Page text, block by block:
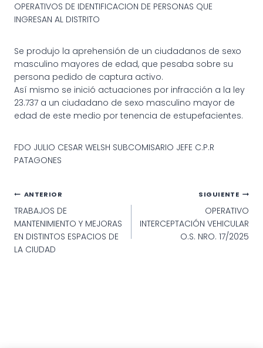
OPERATIVOS DE IDENTIFICACION DE PERSONAS QUE
INGRESAN AL DISTRITO
Se produjo la aprehensión de un ciudadanos de sexo
masculino mayores de edad, que pesaba sobre su
persona pedido de captura activo.
Así mismo se inició actuaciones por infracción a la ley
23.737 a un ciudadano de sexo masculino mayor de
edad de este medio por tenencia de estupefacientes.
FDO JULIO CESAR WELSH SUBCOMISARIO JEFE C.P.R
PATAGONES
Navegación
de
entradas
ANTERIOR
TRABAJOS DE
MANTENIMIENTO Y MEJORAS
EN DISTINTOS ESPACIOS DE
LA CIUDAD
SIGUIENTE
OPERATIVO
INTERCEPTACIÓN VEHICULAR
O.S. NRO. 17/2025